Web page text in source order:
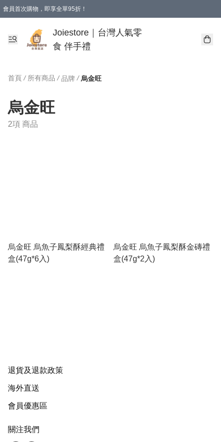
會員首次購物，即享全單95折！
購物滿 HKD 350.00即享免運費優惠！（適用於 本地送貨、本地取貨 )
Joiestore｜台灣人氣零
食 伴手禮
首頁 / 所有商品 / 品牌 / 烏金旺
烏金旺
2項 商品
烏金旺 烏魚子鳳梨酥經典禮
盒(47g*6入)
烏金旺 烏魚子鳳梨酥金磚禮
盒(47g*2入)
退貨及退款政策
海外直送
會員優惠區
關注我們